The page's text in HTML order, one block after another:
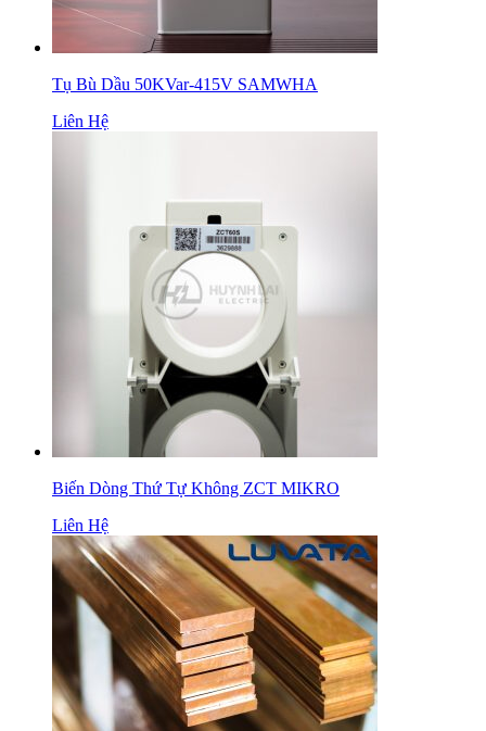
Tụ Bù Dầu 50KVar-415V SAMWHA
Liên Hệ
Biến Dòng Thứ Tự Không ZCT MIKRO
Liên Hệ